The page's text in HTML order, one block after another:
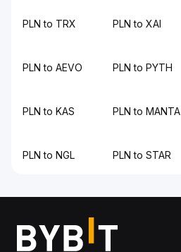
PLN to TRX PLN to XAI
PLN to AEVO PLN to PYTH
PLN to KAS PLN to MANTA
PLN to NGL PLN to STAR